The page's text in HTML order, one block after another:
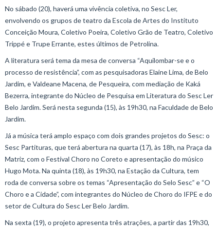
No sábado (20), haverá uma vivência coletiva, no Sesc Ler,
envolvendo os grupos de teatro da Escola de Artes do Instituto
Conceição Moura, Coletivo Poeira, Coletivo Grão de Teatro, Coletivo
Trippé e Trupe Errante, estes últimos de Petrolina.
A literatura será tema da mesa de conversa “Aquilombar-se e o
processo de resistência”, com as pesquisadoras Elaine Lima, de Belo
Jardim, e Valdeane Macena, de Pesqueira, com mediação de Kaká
Bezerra, integrante do Núcleo de Pesquisa em Literatura do Sesc Ler
Belo Jardim. Será nesta segunda (15), às 19h30, na Faculdade de Belo
Jardim.
Já a música terá amplo espaço com dois grandes projetos do Sesc: o
Sesc Partituras, que terá abertura na quarta (17), às 18h, na Praça da
Matriz, com o Festival Choro no Coreto e apresentação do músico
Hugo Mota. Na quinta (18), às 19h30, na Estação da Cultura, tem
roda de conversa sobre os temas “Apresentação do Selo Sesc” e “O
Choro e a Cidade”, com integrantes do Núcleo de Choro do IFPE e do
setor de Cultura do Sesc Ler Belo Jardim.
Na sexta (19), o projeto apresenta três atrações, a partir das 19h30,